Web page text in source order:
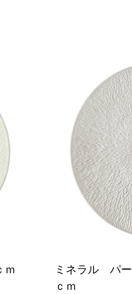
ｍ
ミネラル パ
ｃｍ